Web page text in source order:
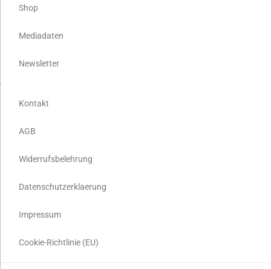
Shop
Mediadaten
Newsletter
Kontakt
AGB
Widerrufsbelehrung
Datenschutzerklaerung
Impressum
Cookie-Richtlinie (EU)